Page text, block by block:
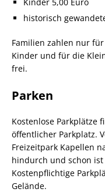
historisch
Familien zahlen nur
Kinder und für die
frei.
Parken
Kostenlose Parkplätze
öffentlicher Parkplatz.
Freizeitpark Kapellen
hindurch und schon
Kostenpflichtige
Gelände.